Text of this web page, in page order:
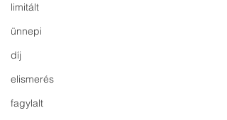
limitált
ünnepi
díj
elismerés
fagylalt